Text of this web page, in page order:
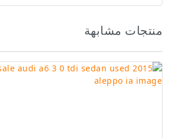
منتجات مشابهة